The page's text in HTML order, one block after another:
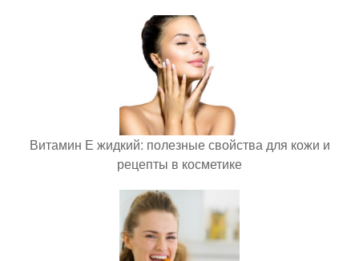
Витамин Е жидкий: полезные свойства для кожи и
рецепты в косметике